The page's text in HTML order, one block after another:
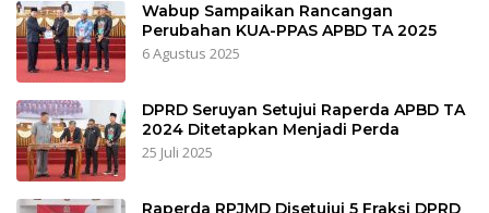
Wabup Sampaikan Rancangan
Perubahan KUA-PPAS APBD TA 2025
6 Agustus 2025
DPRD Seruyan Setujui Raperda APBD TA
2024 Ditetapkan Menjadi Perda
25 Juli 2025
Raperda RPJMD Disetujui 5 Fraksi DPRD